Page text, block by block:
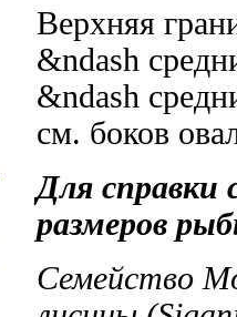
Верхняя
&ndash
&ndash
см. боков
Для справки
размеров
Семейство